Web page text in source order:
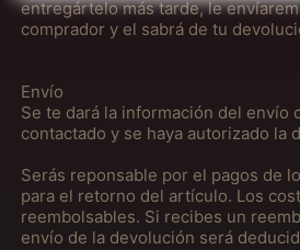
entregártelo más tarde, le
comprador y el sabrá de tu
Envío
Se te dará la información del envío
contactado y se haya autorizado la
Serás reponsable por el pagos de
para el retorno del artículo. Los
reembolsables. Si recibes un
envío de la devolución será
Bélgica (MXN $)
Belize (MXN $)
Bermudas (MXN $)
Bielorrússia (MXN $)
Bolívia (MXN $)
Bósnia e
Herzegovina (MXN